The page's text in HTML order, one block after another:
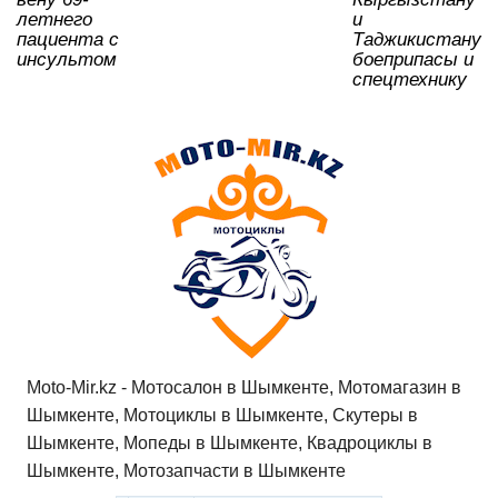
летнего
пациента с
инсультом
и
Таджикистану
боеприпасы и
спецтехнику
Moto-Mir.kz - Мотосалон в Шымкенте, Мотомагазин в
Шымкенте, Мотоциклы в Шымкенте, Скутеры в
Шымкенте, Мопеды в Шымкенте, Квадроциклы в
Шымкенте, Мотозапчасти в Шымкенте